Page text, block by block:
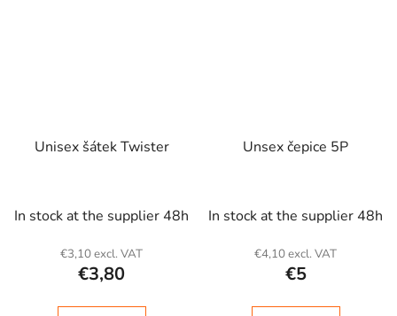
Unisex šátek Twister
In stock at the supplier 48h
€3,10 excl. VAT
€3,80
Unsex čepice 5P
In stock at the supplier 48h
€4,10 excl. VAT
€5